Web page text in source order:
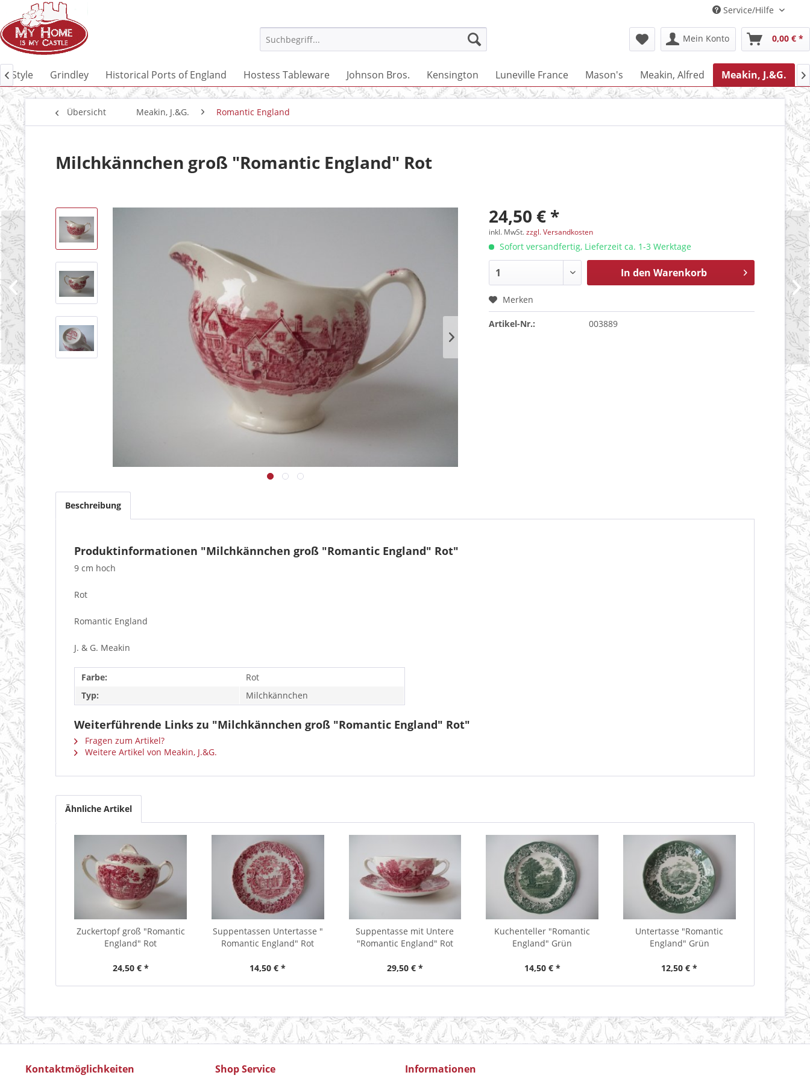
Service/Hilfe
Mein Konto 0,00 € *
Style Grindley Historical Ports of England Hostess Tableware Johnson Bros. Kensington Luneville France Mason's Meakin, Alfred Meakin, J.&G.
 
Übersicht Meakin, J.&G. Romantic England
Milchkännchen groß "Romantic England" Rot
24,50 € *
inkl. MwSt.zzgl. Versandkosten
Sofort versandfertig, Lieferzeit ca. 1-3 Werktage
In den Warenkorb
Merken
Artikel-Nr.: 003889
Beschreibung
Produktinformationen "Milchkännchen groß "Romantic England" Rot"
9 cm hoch
Rot
Romantic England
J. & G. Meakin
Farbe:
Rot
Typ:
Milchkännchen
Weiterführende Links zu "Milchkännchen groß "Romantic England" Rot"
Fragen zum Artikel?
Weitere Artikel von Meakin, J.&G.
Ähnliche Artikel
Zuckertopf groß "Romantic
England" Rot
24,50 € *
Suppentassen Untertasse "
Romantic England" Rot
14,50 € *
Suppentasse mit Untere
"Romantic England" Rot
29,50 € *
Kuchenteller "Romantic
England" Grün
14,50 € *
Untertasse "Romantic
England" Grün
12,50 € *
Kontaktmöglichkeiten Shop Service Informationen